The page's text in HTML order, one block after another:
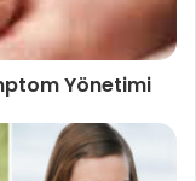
Yönetimi